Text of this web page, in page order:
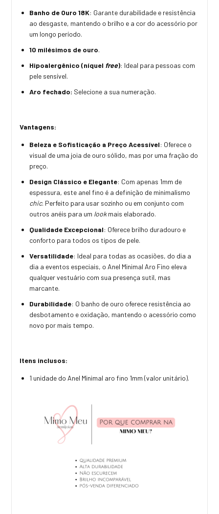
Banho de Ouro 18K: Garante durabilidade e resistência
ao desgaste, mantendo o brilho e a cor do acessório por
um longo período.
10 milésimos de ouro.
Hipoalergênico (níquel free): Ideal para pessoas com
pele sensível.
Aro fechado: Selecione a sua numeração.
Vantagens:
Beleza e Sofisticação a Preço Acessível: Oferece o
visual de uma joia de ouro sólido, mas por uma fração do
preço.
Design Clássico e Elegante: Com apenas 1mm de
espessura, este anel fino é a definição de minimalismo
chic. Perfeito para usar sozinho ou em conjunto com
outros anéis para um lookmais elaborado.
Qualidade Excepcional: Oferece brilho duradouro e
conforto para todos os tipos de pele.
Versatilidade: Ideal para todas as ocasiões, do dia a
dia a eventos especiais, o Anel Minimal Aro Fino eleva
qualquer vestuário com sua presença sutil, mas
marcante.
Durabilidade: O banho de ouro oferece resistência ao
desbotamento e oxidação, mantendo o acessório como
novo por mais tempo.
Itens inclusos:
1 unidade do Anel Minimal aro fino 1mm (valor unitário).